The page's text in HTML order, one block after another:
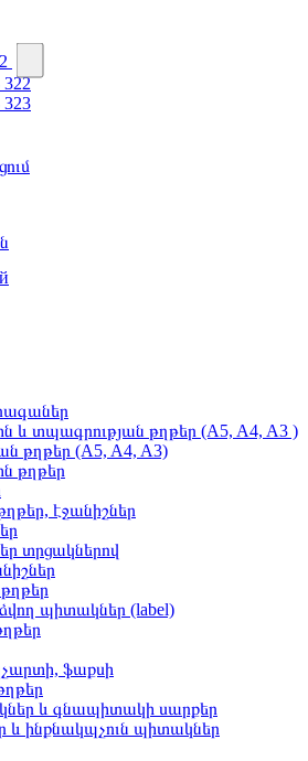
322
323
և տպագրության թղթեր (A5, A4, A3 )
թղթեր (A5, A4, A3)
թղթեր
էջանիշներ
տրցակներով
պիտակներ (label)
ֆաքսի
և գնապիտակի սարքեր
և ինքնակպչուն պիտակներ